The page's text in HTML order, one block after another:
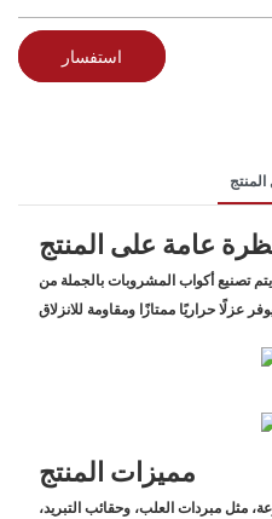
استفسار
عامة على المنتج
يتم تصنيع أكواب المشروبات بالجملة من Flame Bright باستخدام تقنية متقدمة
مميزات المنتج
مثل مبردات العلب، وحقائب التبريد،